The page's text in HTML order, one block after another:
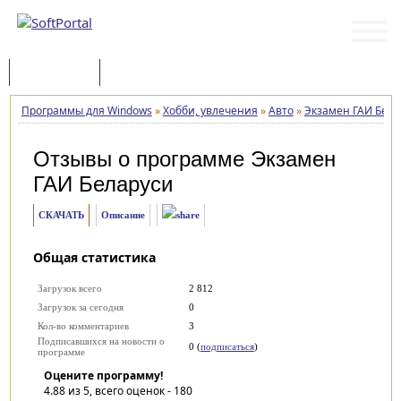
Программы для Windows »Хобби, увлечения »Авто»Экзамен ГАИ
Отзывы о программе Экзамен
ГАИ Беларуси
СКАЧАТЬ Описание
Общая статистика
Загрузок всего
2 812
Загрузок за сегодня
0
Кол-во комментариев
3
Подписавшихся на новости о
программе
0 (подписаться)
Оцените программу!
4.88из 5, всего оценок - 180